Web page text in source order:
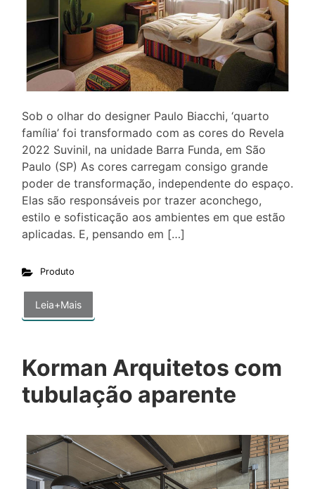
Sob o olhar do designer Paulo Biacchi, ‘quarto
família’ foi transformado com as cores do Revela
2022 Suvinil, na unidade Barra Funda, em São
Paulo (SP) As cores carregam consigo grande
poder de transformação, independente do espaço.
Elas são responsáveis por trazer aconchego,
estilo e sofisticação aos ambientes em que estão
aplicadas. E, pensando em […]
Produto
Leia+Mais
Korman Arquitetos com
tubulação aparente